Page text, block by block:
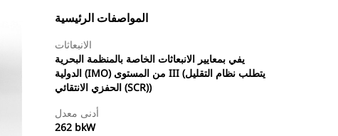
المواصفات الرئيسية
الانبعاثات
يفي بمعايير الانبعاثات الخاصة بالمنظمة البحرية
الدولية (IMO) من المستوى III (يتطلب نظام التقليل
الحفزي الانتقائي (SCR))
أدنى معدل
262 bkW